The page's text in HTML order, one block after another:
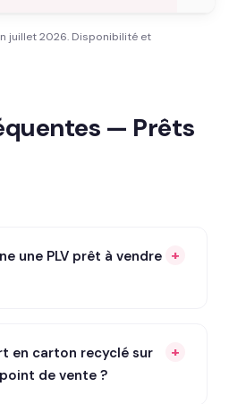
juillet 2026. Disponibilité et
— Prêts
une PLV prêt à vendre
en carton recyclé sur
de vente ?